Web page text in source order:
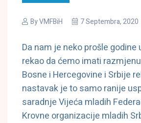
ByVMFBiH 7 Septembra, 2020
Da nam je neko prošle godine
rekao da ćemo imati
Bosne i Hercegovine i Srbije
nastavak je to samo ranije
saradnje Vijeća mladih
Krovne organizacije mladih